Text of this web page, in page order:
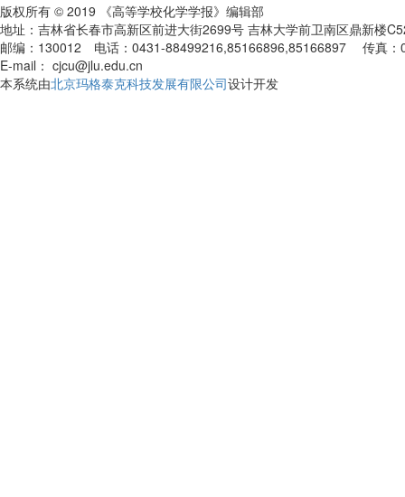
版权所有 © 2019 《高等学校化学学报》编辑部
地址：吉林省长春市高新区前进大街2699号 吉林大学前卫南区鼎新楼
邮编：130012 电话：0431-88499216,85166896,85166897 传真
E-mail： cjcu@jlu.edu.cn
本系统由北京玛格泰克科技发展有限公司设计开发